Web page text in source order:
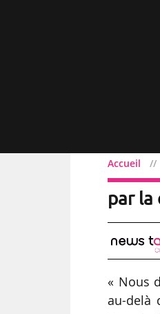
Accueil
par la
« Nous
au-delà